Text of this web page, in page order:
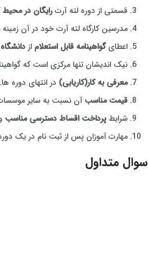
قسمتی از دوره لته آرترایگان در محیط
مدرسین کارگاه لته آرت خود در آن زمینه
اعطایگواهینامه قابل استعلام از
نیک اندیشان تنها مرکزی است که
معرفی به کار(کاریابی) در انتهای دوره ها.
قیمت مناسب آن نسبت به سایر
شرایطپرداخت اقساط دسترسی مناسب
مهارت آموزان پس از ثبت نام در یک
سوال متداول